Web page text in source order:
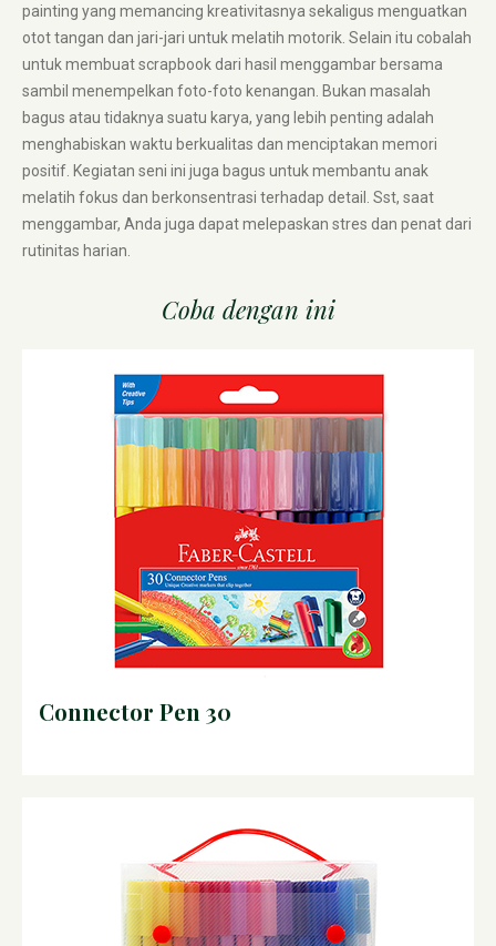
painting yang memancing kreativitasnya sekaligus menguatkan
otot tangan dan jari-jari untuk melatih motorik. Selain itu cobalah
untuk membuat scrapbook dari hasil menggambar bersama
sambil menempelkan foto-foto kenangan. Bukan masalah
bagus atau tidaknya suatu karya, yang lebih penting adalah
menghabiskan waktu berkualitas dan menciptakan memori
positif. Kegiatan seni ini juga bagus untuk membantu anak
melatih fokus dan berkonsentrasi terhadap detail. Sst, saat
menggambar, Anda juga dapat melepaskan stres dan penat dari
rutinitas harian.
Coba dengan ini
Connector Pen 30